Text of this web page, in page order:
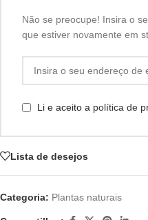
Não se preocupe! Insira o
que estiver novamente em
Li e aceito a política de
Lista de desejos
Categoria: Plantas naturais